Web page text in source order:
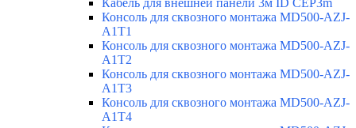
Кабель для внешней панели 3м ID CEP3m
Консоль для сквозного монтажа MD500-AZJ-
A1T1
Консоль для сквозного монтажа MD500-AZJ-
A1T2
Консоль для сквозного монтажа MD500-AZJ-
A1T3
Консоль для сквозного монтажа MD500-AZJ-
A1T4